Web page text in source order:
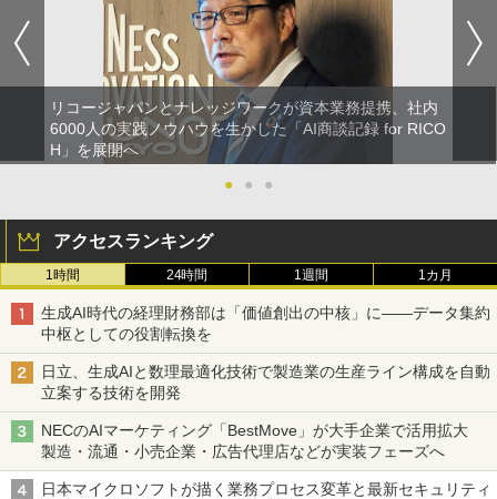
リコージャパンとナレッジワークが資本業務提携、社内
6000人の実践ノウハウを生かした「AI商談記録 for RICO
H」を展開へ
●
● ●
アクセスランキング
1時間 24時間 1週間 1カ月
生成AI時代の経理財務部は「価値創出の中核」に――データ集約
中枢としての役割転換を
日立、生成AIと数理最適化技術で製造業の生産ライン構成を自動
立案する技術を開発
NECのAIマーケティング「BestMove」が大手企業で活用拡大
製造・流通・小売企業・広告代理店などが実装フェーズへ
日本マイクロソフトが描く業務プロセス変革と最新セキュリティ